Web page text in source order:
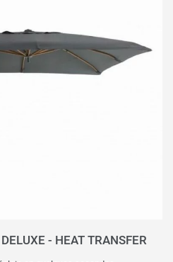
- HEAT TRANSFER